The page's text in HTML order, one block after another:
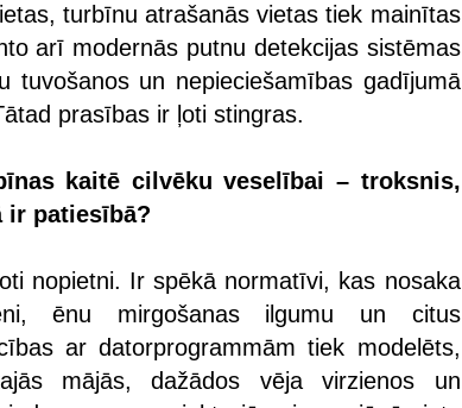
turbīnu atrašanās vietas tiek mainītas
arī modernās putnu detekcijas sistēmas
tuvošanos un nepieciešamības gadījumā
prasības ir ļoti stingras.
kaitē cilvēku veselībai – troksnis,
ir patiesībā?
nopietni. Ir spēkā normatīvi, kas nosaka
ēnu mirgošanas ilgumu un citus
ar datorprogrammām tiek modelēts,
mājās, dažādos vēja virzienos un